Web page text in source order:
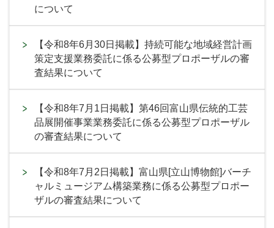
について
【令和8年6月30日掲載】持続可能な地域経営計画
策定支援業務委託に係る公募型プロポーザルの審
査結果について
【令和8年7月1日掲載】第46回富山県伝統的工芸
品展開催事業業務委託に係る公募型プロポーザル
の審査結果について
【令和8年7月2日掲載】富山県[立山博物館]バーチ
ャルミュージアム構築業務に係る公募型プロポー
ザルの審査結果について